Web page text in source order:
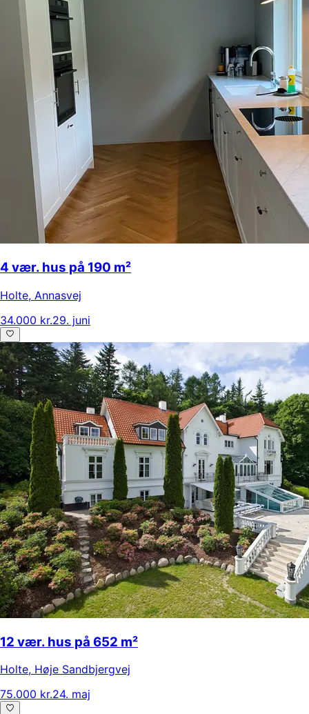
4 vær. hus på 190 m²
Holte, Annasvej
34.000 kr.29. juni
12 vær. hus på 652 m²
Holte, Høje Sandbjergvej
75.000 kr.24. maj